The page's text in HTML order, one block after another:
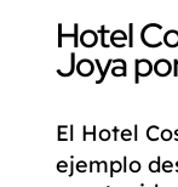
Hotel
Joya
El Hotel
ejemplo